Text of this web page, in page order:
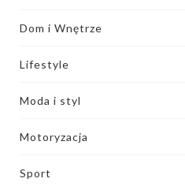
Dom i Wnętrze
Lifestyle
Moda i styl
Motoryzacja
Sport